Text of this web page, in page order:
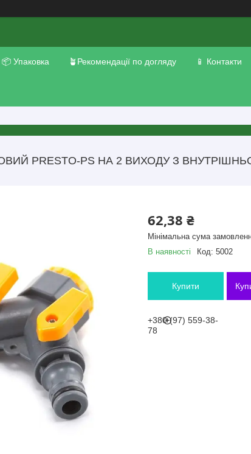
📦 Упаковка 🪴Рекомендації по догляду 📱 Контакти
PRESTO-PS НА 2 ВИХОДУ З
62,38 ₴
Мінімальна сума
В наявності
Код: 5002
Купити
+380 (97) 559-38-
78